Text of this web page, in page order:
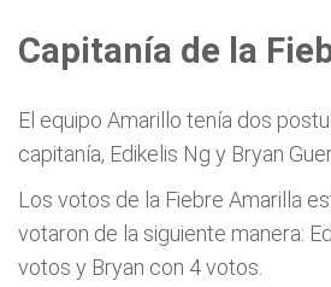
Capitanía de la
El equipo Amarillo tenía dos
capitanía, Edikelis Ng y Bryan
Los votos de la Fiebre Amarilla
votaron de la siguiente manera:
votos y Bryan con 4 votos.